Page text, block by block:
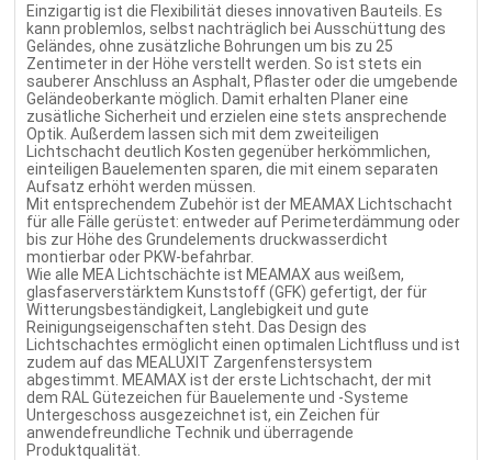
Einzigartig ist die Flexibilität dieses innovativen Bauteils. Es
kann problemlos, selbst nachträglich bei Ausschüttung des
Geländes, ohne zusätzliche Bohrungen um bis zu 25
Zentimeter in der Höhe verstellt werden. So ist stets ein
sauberer Anschluss an Asphalt, Pflaster oder die umgebende
Geländeoberkante möglich. Damit erhalten Planer eine
zusätliche Sicherheit und erzielen eine stets ansprechende
Optik. Außerdem lassen sich mit dem zweiteiligen
Lichtschacht deutlich Kosten gegenüber herkömmlichen,
einteiligen Bauelementen sparen, die mit einem separaten
Aufsatz erhöht werden müssen.
Mit entsprechendem Zubehör ist der MEAMAX Lichtschacht
für alle Fälle gerüstet: entweder auf Perimeterdämmung oder
bis zur Höhe des Grundelements druckwasserdicht
montierbar oder PKW-befahrbar.
Wie alle MEA Lichtschächte ist MEAMAX aus weißem,
glasfaserverstärktem Kunststoff (GFK) gefertigt, der für
Witterungsbeständigkeit, Langlebigkeit und gute
Reinigungseigenschaften steht. Das Design des
Lichtschachtes ermöglicht einen optimalen Lichtfluss und ist
zudem auf das MEALUXIT Zargenfenstersystem
abgestimmt. MEAMAX ist der erste Lichtschacht, der mit
dem RAL Gütezeichen für Bauelemente und -Systeme
Untergeschoss ausgezeichnet ist, ein Zeichen für
anwendefreundliche Technik und überragende
Produktqualität.